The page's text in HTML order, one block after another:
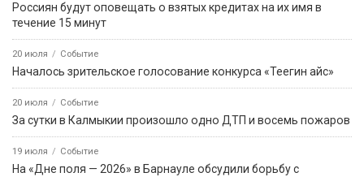
Россиян будут оповещать о взятых кредитах на их имя в
течение 15 минут
20 июля Событие
Началось зрительское голосование конкурса «Теегин айс»
20 июля Событие
За сутки в Калмыкии произошло одно ДТП и восемь пожаров
19 июля Событие
На «Дне поля — 2026» в Барнауле обсудили борьбу с